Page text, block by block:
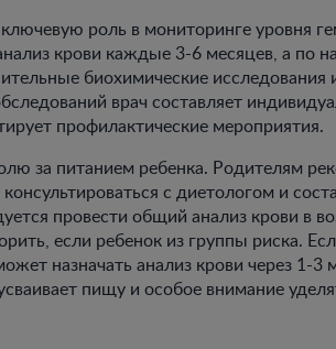
роль в мониторинге уровня
крови каждые 3-6 месяцев, а по
биохимические исследования
врач составляет
профилактические мероприятия.
за питанием ребенка. Родителям
с диетологом и
провести общий анализ крови в
если ребенок из группы риска.
назначать анализ крови через 1-3
пищу и особое внимание